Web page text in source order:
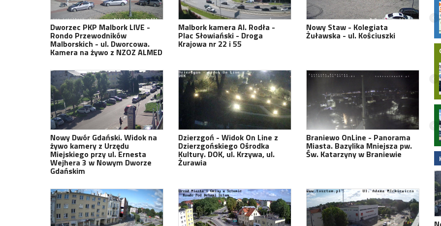
Dworzec PKP Malbork LIVE -
Rondo Przewodników
Malborskich - ul. Dworcowa.
Kamera na żywo z NZOZ ALMED
Malbork kamera Al. Rodła -
Plac Słowiański - Droga
Krajowa nr 22 i 55
Nowy Staw - Kolegiata
Żuławska - ul. Kościuszki
Nowy Dwór Gdański. Widok na
żywo kamery z Urzędu
Miejskiego przy ul. Ernesta
Wejhera 3 w Nowym Dworze
Gdańskim
Dzierzgoń - Widok On Line z
Dzierzgońskiego Ośrodka
Kultury. DOK, ul. Krzywa, ul.
Żurawia
Braniewo OnLine - Panorama
Miasta. Bazylika Mniejsza pw.
Św. Katarzyny w Braniewie
Wi-Fi 7 od Malborskich Światłowodów –
ultra szybki internet bezprzewodowy w
Twoim domu
Nocny wypadek na hulajnodze
elektrycznej w Malborku. 15-latek
zabrany do szpitala śmigłowcem LPR.
Wideo